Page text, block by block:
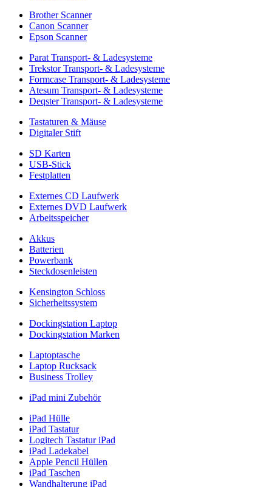
Brother Scanner
Canon Scanner
Epson Scanner
Parat Transport- & Ladesysteme
Trekstor Transport- & Ladesysteme
Formcase Transport- & Ladesysteme
Atesum Transport- & Ladesysteme
Deqster Transport- & Ladesysteme
Tastaturen & Mäuse
Digitaler Stift
SD Karten
USB-Stick
Festplatten
Externes CD Laufwerk
Externes DVD Laufwerk
Arbeitsspeicher
Akkus
Batterien
Powerbank
Steckdosenleisten
Kensington Schloss
Sicherheitssystem
Dockingstation Laptop
Dockingstation Marken
Laptoptasche
Laptop Rucksack
Business Trolley
iPad mini Zubehör
iPad Hülle
iPad Tastatur
Logitech Tastatur iPad
iPad Ladekabel
Apple Pencil Hüllen
iPad Taschen
Wandhalterung iPad